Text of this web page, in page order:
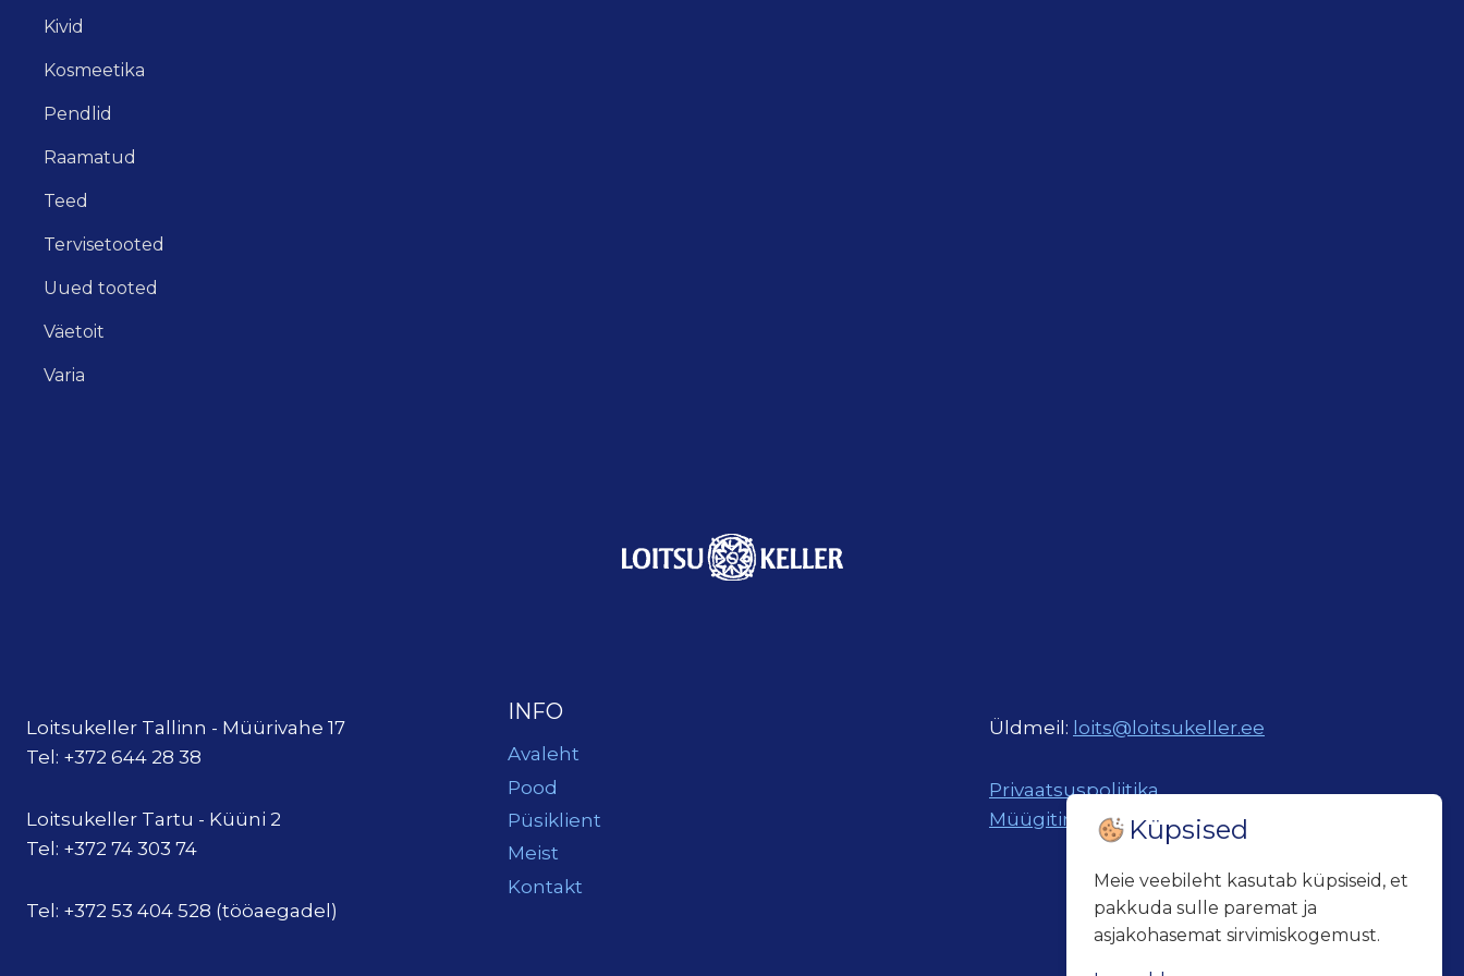
Kivid
Kosmeetika
Pendlid
Raamatud
Teed
Tervisetooted
Uued tooted
Väetoit
Varia
Loitsukeller Tallinn - Müürivahe 17
Tel: +372 644 28 38
Loitsukeller Tartu - Küüni 2
Tel: +372 74 303 74
Tel: +372 53 404 528 (tööaegadel)
INFO
Avaleht
Pood
Püsiklient
Meist
Kontakt
Üldmeil: loits@loitsukeller.ee
Privaatsuspoliitika
MüügitingimusedKüpsised
Meie veebileht kasutab küpsiseid, et
pakkuda sulle paremat ja
asjakohasemat sirvimiskogemust.